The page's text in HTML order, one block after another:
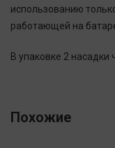
использованию
работающей на
В упаковке 2 насадки
Похожие